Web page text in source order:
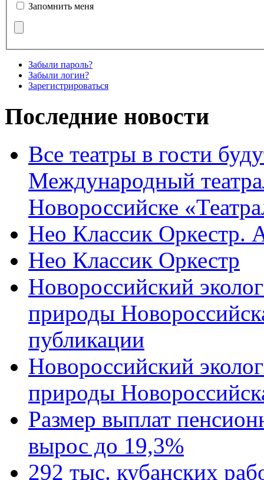
Запомнить меня
Забыли пароль?
Забыли логин?
Зарегистрироваться
Последние новости
Все театры в гости
Международный
Новороссийске
Нео Классик Оркестр.
Нео Классик Оркестр
Новороссийский
природы
публикации
Новороссийский
природы
Размер выплат
вырос до 19,3%
292 тыс. кубанских